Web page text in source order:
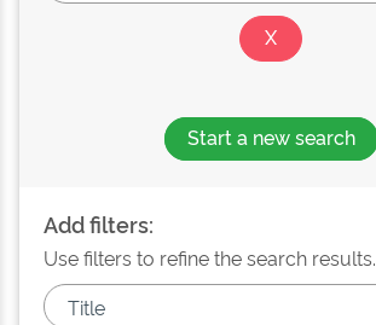
Start a new search
Add filters:
Use filters to refine the search results.